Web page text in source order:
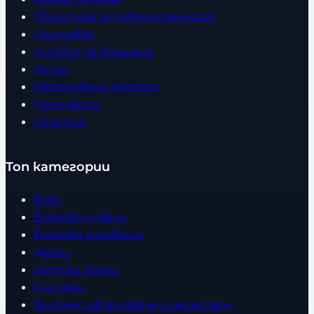
Политика за поверителност
Доставка
Условия за връщане
За нас
Оборудвани обекти
Контакти
Статии
Топ категории
Бокс
Боксови чували
Боксови ръкавици
Дрехи
Детски дрехи
Суичъри
Фитнес оборудване и аксесоари